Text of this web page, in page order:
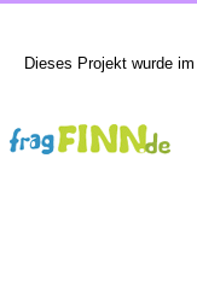
Dieses Projekt wurde